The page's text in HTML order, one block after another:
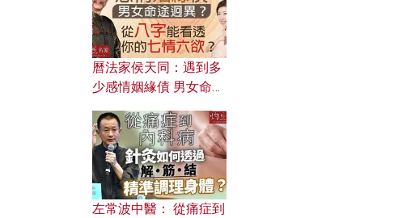
曆法家侯天同：遇到多
少感情姻緣債 男女命途
的七情六欲？
左常波中醫： 從痛症到